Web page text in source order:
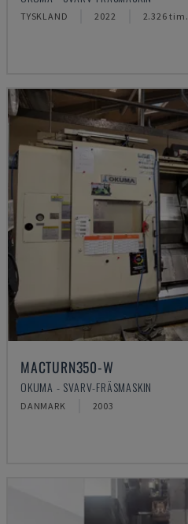
TYSKLAND 2022 2.326 tim.
MACTURN350-W
OKUMA - SVARV-FRÄSMASKIN
DANMARK 2003